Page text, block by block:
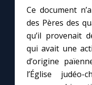
Ce document
des Pères des
qu’il provenait
qui avait une
d’origine
l’Église judéo-